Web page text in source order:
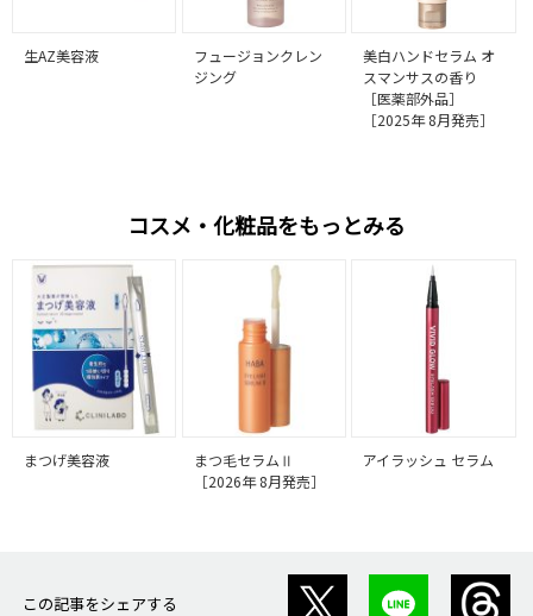
生AZ美容液
フュージョンクレン
ジング
美白ハンドセラム オ
スマンサスの香り
［医薬部外品］
［2025年 8月発売］
コスメ・化粧品をもっとみる
まつげ美容液
まつ毛セラムⅡ
［2026年 8月発売］
アイラッシュ セラム
この記事をシェアする